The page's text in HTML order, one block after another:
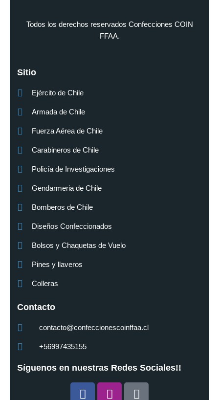
Todos los derechos reservados Confecciones COIN
FFAA.
Sitio
Ejército de Chile
Armada de Chile
Fuerza Aérea de Chile
Carabineros de Chile
Policía de Investigaciones
Gendarmeria de Chile
Bomberos de Chile
Diseños Confeccionados
Bolsos y Chaquetas de Vuelo
Pines y llaveros
Colleras
Contacto
contacto@confeccionescoinffaa.cl
+56997435155
Síguenos en nuestras Redes Sociales!!
Facebook
Instagram
Tiktok